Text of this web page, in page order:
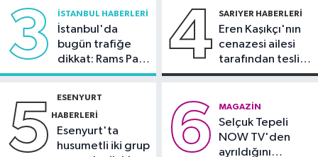
09:15
hastalarına sıcak hava uyarısı
günler: Uzmanlardan önemli
3 İSTANBUL HABERLERI
İstanbul'da
bugün trafiğe
dikkat: Rams Park
çevresinde bazı
4 SARIYER HABERLERI
Eren Kaşıkçı'nın
cenazesi ailesi
tarafından teslim
alındı
5 ESENYURT
HABERLERI
Esenyurt'ta
husumetli iki grup
6 MAGAZIN
Selçuk Tepeli
NOW TV'den
ayrıldığını